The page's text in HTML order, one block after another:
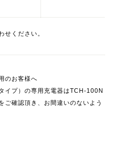
ください。
のお客様へ
イプ）の専用充電器はTCH-100N
ご確認頂き、お間違いのないよう